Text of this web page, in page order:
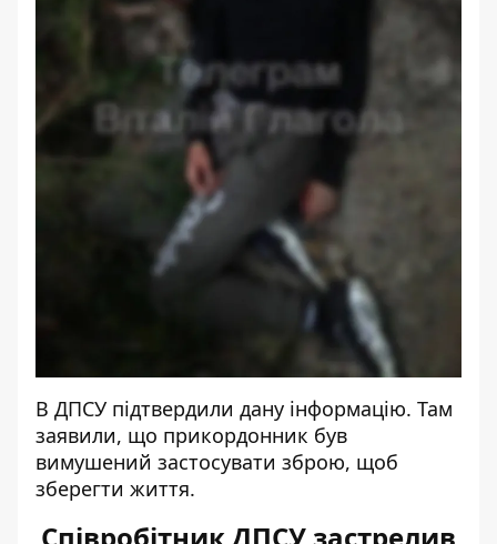
В ДПСУ підтвердили дану інформацію. Там
заявили, що прикордонник був
вимушений застосувати зброю, щоб
зберегти життя.